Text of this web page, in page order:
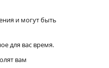
и могут быть
для вас время.
вам